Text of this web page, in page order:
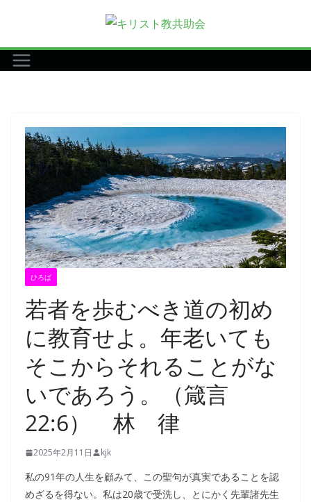
テ
ン
ひろば
若者を歩むべき道の初め
に教育せよ。年老いても
そこからそれることがな
いであろう。（箴言
22:6） 林 律
2025年2月11日 kjk
私の91年の人生を顧みて、この聖句が真実であることを認
めざるを得ない。私は20歳で受洗し、とにかく先輩諸先生